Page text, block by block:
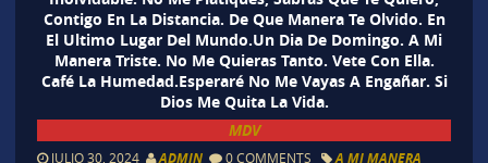
Contigo En La Distancia. De Que Manera Te Olvido. En
El Ultimo Lugar Del Mundo.Un Dia De Domingo. A Mi
Manera Triste. No Me Quieras Tanto. Vete Con Ella.
Café La Humedad.Esperaré No Me Vayas A Engañar. Si
Dios Me Quita La Vida.
MDV
JULIO 30, 2024 ADMIN 0 COMMENTS
A MI MANERA